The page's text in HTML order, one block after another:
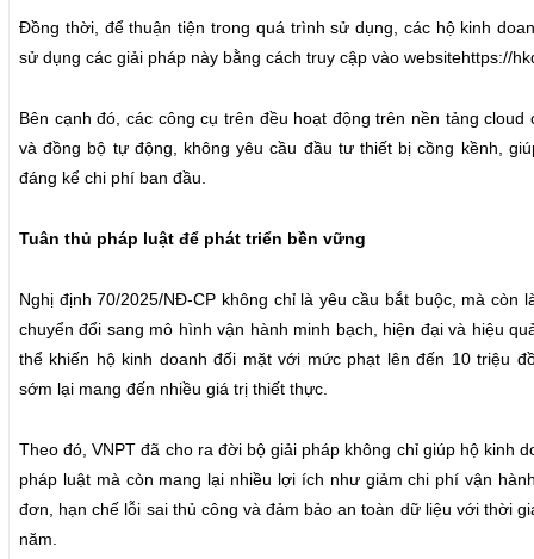
Đồng thời, để thuận tiện trong quá trình sử dụng, các hộ kinh
sử dụng các giải pháp này bằng cách truy cập vào websitehttps://
Bên cạnh đó, các công cụ trên đều hoạt động trên nền tảng
và đồng bộ tự động, không yêu cầu đầu tư thiết bị cồng kềnh,
đáng kể chi phí ban đầu.
Tuân thủ pháp luật để phát triển bền vững
Nghị định 70/2025/NĐ-CP không chỉ là yêu cầu bắt buộc, mà còn
chuyển đổi sang mô hình vận hành minh bạch, hiện đại và hiệu
thể khiến hộ kinh doanh đối mặt với mức phạt lên đến 10 triệu
sớm lại mang đến nhiều giá trị thiết thực.
Theo đó, VNPT đã cho ra đời bộ giải pháp không chỉ giúp hộ kinh
pháp luật mà còn mang lại nhiều lợi ích như giảm chi phí vận
đơn, hạn chế lỗi sai thủ công và đảm bảo an toàn dữ liệu với thời
năm.